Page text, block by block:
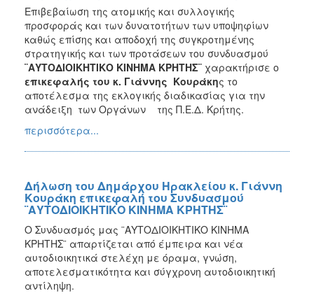
Επιβεβαίωση της ατομικής και συλλογικής
προσφοράς και των δυνατοτήτων των υποψηφίων
καθώς επίσης και αποδοχή της συγκροτημένης
στρατηγικής και των προτάσεων του συνδυασμού
¨ΑΥΤΟΔΙΟΙΚΗΤΙΚΟ ΚΙΝΗΜΑ ΚΡΗΤΗΣ¨ χαρακτήρισε ο
επικεφαλής του κ. Γιάννης Κουράκης το
αποτέλεσμα της εκλογικής διαδικασίας για την
ανάδειξη των Οργάνων της Π.Ε.Δ. Κρήτης.
περισσότερα...
Δήλωση του Δημάρχου Ηρακλείου κ. Γιάννη
Κουράκη επικεφαλή του Συνδυασμού
¨ΑΥΤΟΔΙΟΙΚΗΤΙΚΟ ΚΙΝΗΜΑ ΚΡΗΤΗΣ¨
Ο Συνδυασμός μας ¨ΑΥΤΟΔΙΟΙΚΗΤΙΚΟ ΚΙΝΗΜΑ
ΚΡΗΤΗΣ¨ απαρτίζεται από έμπειρα και νέα
αυτοδιοικητικά στελέχη με όραμα, γνώση,
αποτελεσματικότητα και σύγχρονη αυτοδιοικητική
αντίληψη.